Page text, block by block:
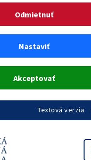
Odmietnuť
Nastaviť
Akceptovať
Textová verzia